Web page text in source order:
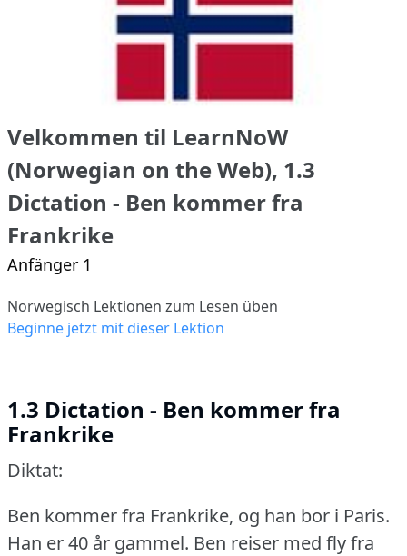
Velkommen til LearnNoW
(Norwegian on the Web), 1.3
Dictation - Ben kommer fra
Frankrike
Anfänger 1
Norwegisch Lektionen zum Lesen üben
Beginne jetzt mit dieser Lektion
1.3 Dictation - Ben kommer fra
Frankrike
Diktat:
Ben kommer fra Frankrike, og han bor i Paris.
Han er 40 år gammel. Ben reiser med fly fra